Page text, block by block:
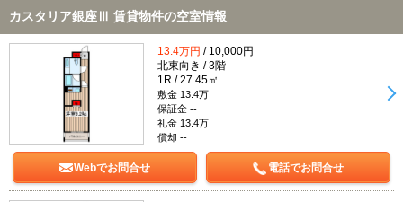
カスタリア銀座Ⅲ 賃貸物件の空室情報
13.4万円 / 10,000円
北東向き / 3階
1R / 27.45㎡
敷金 13.4万
保証金 --
礼金 13.4万
償却 --
Webでお問合せ 電話でお問合せ